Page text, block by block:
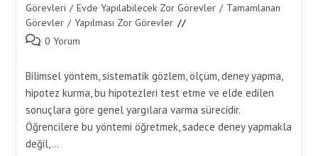
Görevleri / Evde Yapılabilecek Zor Görevler / Tamamlanan
Görevler / Yapılması Zor Görevler
Post 0 Yorum
Bilimsel yöntem, sistematik gözlem, ölçüm, deney yapma,
hipotez kurma, bu hipotezleri test etme ve elde edilen
sonuçlara göre genel yargılara varma sürecidir.
Öğrencilere bu yöntemi öğretmek, sadece deney yapmakla
değil,…